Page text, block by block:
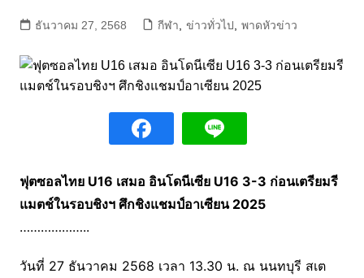
ธันวาคม 27, 2568 กีฬา ข่าวทั่วไป พาดหัวข่าว
ฟุตซอลไทย U16 เสมอ อินโดนีเซีย U16 3-3 ก่อนเตรียมรี
แมตช์ในรอบชิงฯ ศึกชิงแชมป์อาเซียน 2025
………………..
วันที่ 27 ธันวาคม 2568 เวลา 13.30 น. ณ นนทบุรี สเต